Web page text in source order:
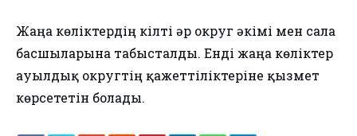
Жаңа көліктердің кілті әр округ әкімі мен сала
басшыларына табысталды. Енді жаңа көліктер
ауылдық округтің қажеттіліктеріне қызмет
көрсететін болады.